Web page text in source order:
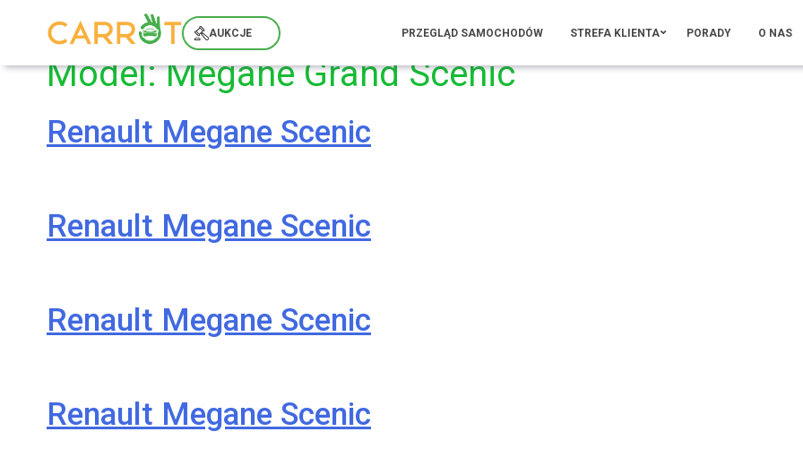
AUKCJE PRZEGLĄD SAMOCHODÓW STREFA KLIENTA PORADY O NAS
Model:Megane Grand Scenic
Renault Megane Scenic
Renault Megane Scenic
Renault Megane Scenic
Renault Megane Scenic